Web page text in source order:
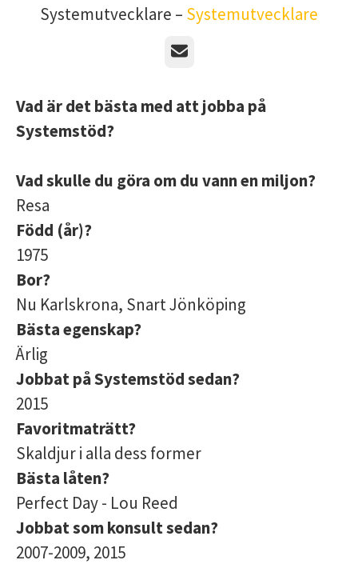
Systemutvecklare – Systemutvecklare
E-post
Vad är det bästa med att jobba på
Systemstöd?
Vad skulle du göra om du vann en miljon?
Resa
Född (år)?
1975
Bor?
Nu Karlskrona, Snart Jönköping
Bästa egenskap?
Ärlig
Jobbat på Systemstöd sedan?
2015
Favoritmaträtt?
Skaldjur i alla dess former
Bästa låten?
Perfect Day - Lou Reed
Jobbat som konsult sedan?
2007-2009, 2015